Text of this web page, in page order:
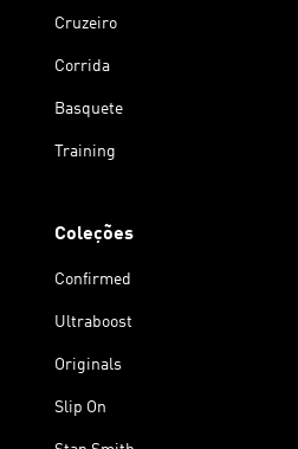
Cruzeiro
Corrida
Basquete
Training
Coleções
Confirmed
Ultraboost
Originals
Slip On